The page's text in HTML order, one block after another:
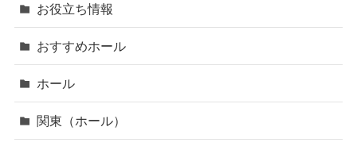
お役立ち情報
おすすめホール
ホール
関東（ホール）